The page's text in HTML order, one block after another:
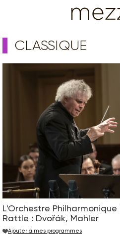
CLASSIQUE
L'Orchestre
Rattle : Dvořák, Mahler
Ajouter à mes programmes